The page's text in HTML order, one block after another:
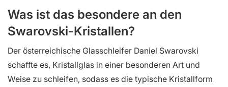
Was ist das besondere an den
Swarovski-Kristallen?
Der österreichische Glasschleifer Daniel Swarovski
schaffte es, Kristallglas in einer besonderen Art und
Weise zu schleifen, sodass es die typische Kristallform